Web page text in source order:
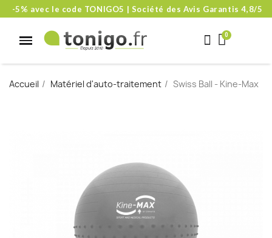
-5% avec le code TONIGO5 | Société des Avis Garantis 4,8/5
Accueil Matériel d'auto-traitement Swiss Ball - Kine-Max